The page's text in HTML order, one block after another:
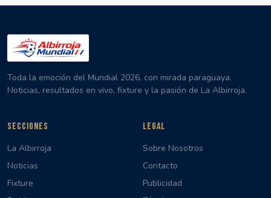
Toda la emoción del Mundial 2026, con mirada paraguaya.
Noticias, resultados en vivo, fixture y la pasión de La Albirroja.
SECCIONES
La Albirroja
Noticias
Fixture
LEGAL
Sobre Nosotros
Contacto
Publicidad